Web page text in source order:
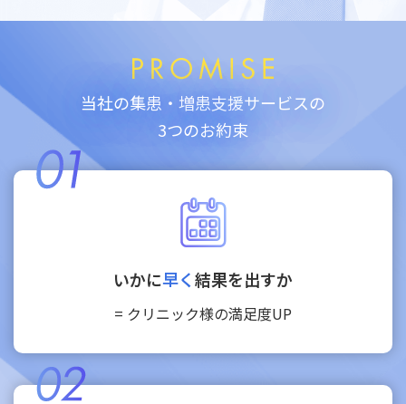
当社の集患・増患支援サービスの
3つのお約束
いかに早く結果を出すか
= クリニック様の満足度UP